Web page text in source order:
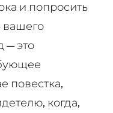
и попросить
вашего
— это
повестка,
когда,